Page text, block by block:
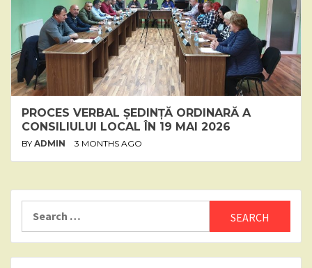
PROCES VERBAL ȘEDINȚĂ ORDINARĂ A
CONSILIULUI LOCAL ÎN 19 MAI 2026
BY ADMIN 3 MONTHS AGO